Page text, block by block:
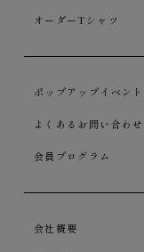
オーダーTシャツ
ポップアップイベン
よくあるお問い合わせ
会員プログラム
会社概要